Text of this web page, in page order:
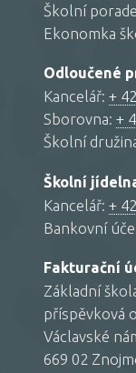
Školní
Ekonomka
Odloučené
Kancelář: +
Sborovna: +
Školní
Školní
Kancelář: +
Bankovní
Fakturační
Základní
příspěvková
Václavské
669 02